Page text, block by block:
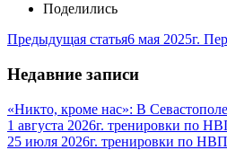
Поделились
Предыдущая статья6 мая 2025г.
Недавние записи
«Никто, кроме нас»: В
1 августа 2026г. тренировки по
25 июля 2026г. тренировки по НВП